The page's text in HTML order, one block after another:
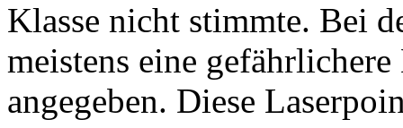
Klasse nicht stimmte. Bei
meistens eine
angegeben. Diese